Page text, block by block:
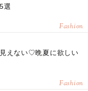
選
Fashion
えない♡晩夏に欲しい
Fashion